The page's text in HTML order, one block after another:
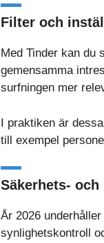
Filter och
Med Tinder kan du
gemensamma
surfningen mer
I praktiken är
till exempel
Säkerhets-
År 2026
synlighetskontroll